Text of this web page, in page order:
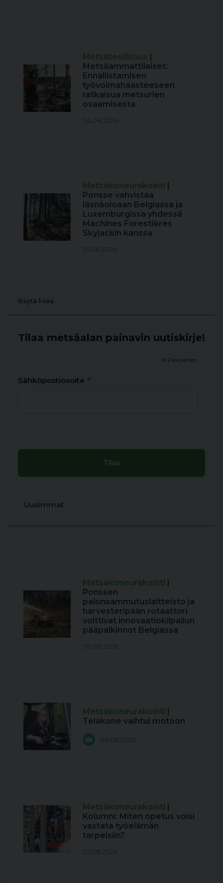
Metsäteollisuus |
Metsäammattilaiset:
Ennallistamisen
työvoimahaasteeseen
ratkaisua metsurien
osaamisesta
06.08.2026
Metsäkoneurakointi |
Ponsse vahvistaa
läsnäoloaan Belgiassa ja
Luxemburgissa yhdessä
Machines Forestières
Skyjackin kanssa
01.08.2026
Näytä lisää
Tilaa metsäalan painavin uutiskirje!
* Pakollinen
Sähköpostiosoite *
Uusimmat
Metsäkoneurakointi
Ponssen
palonsammutuslaitteisto ja
harvesteripään rotaattori
voittivat innovaatiokilpailun
pääpalkinnot Belgiassa
09.08.2026
Metsäkoneurakointi
Telakone vaihtui motoon
08.08.2026
Metsäkoneurakointi
Kolumni: Miten opetus voisi
vastata työelämän
tarpeisiin?
07.08.2026